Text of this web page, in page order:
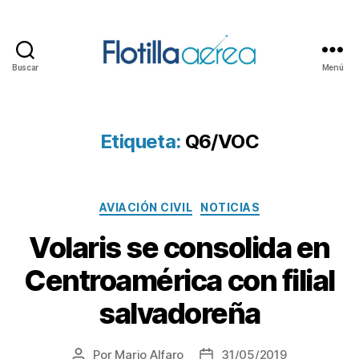
Buscar Menú
Etiqueta: Q6/VOC
Categorías
AVIACIÓN CIVIL NOTICIAS
Volaris se consolida en
Centroamérica con filial
salvadoreña
Autor
Por Mario Alfaro
Fecha31/05/2019